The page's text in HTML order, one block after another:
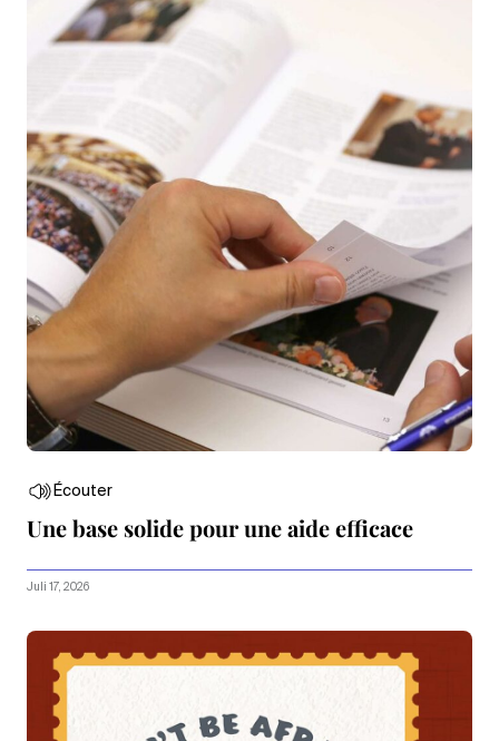
Écouter
Une base solide pour une aide efficace
Juli 17, 2026